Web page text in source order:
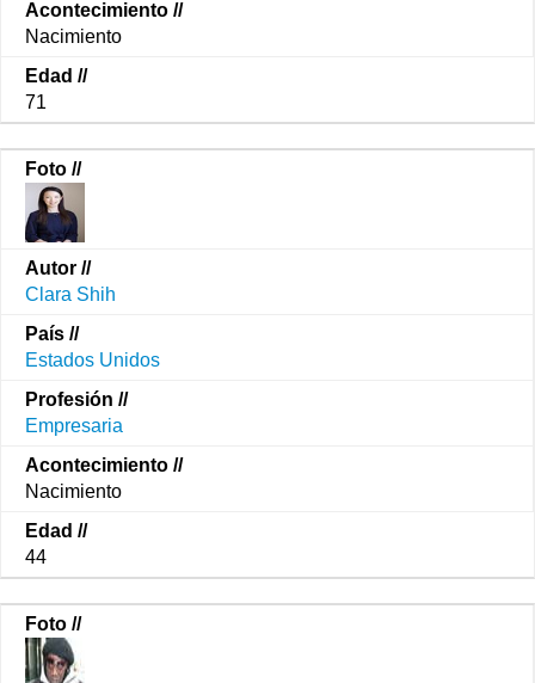
Nacimiento
71
Clara Shih
Estados Unidos
Empresaria
Nacimiento
44